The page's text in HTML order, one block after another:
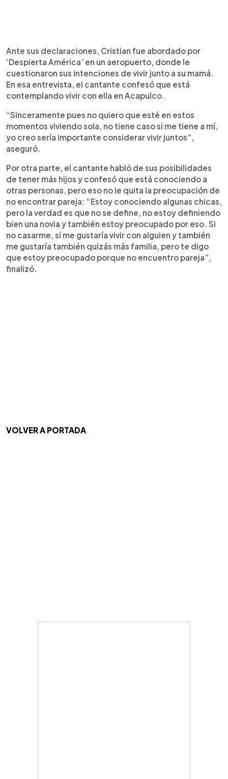
Ante sus declaraciones, Cristian fue abordado por
‘Despierta América’ en un aeropuerto, donde le
cuestionaron sus intenciones de vivir junto a su mamá.
En esa entrevista, el cantante confesó que está
contemplando vivir con ella en Acapulco.
“Sinceramente pues no quiero que esté en estos
momentos viviendo sola, no tiene caso si me tiene a mí,
yo creo sería importante considerar vivir juntos”,
aseguró.
Por otra parte, el cantante habló de sus posibilidades
de tener más hijos y confesó que está conociendo a
otras personas, pero eso no le quita la preocupación de
no encontrar pareja: “Estoy conociendo algunas chicas,
pero la verdad es que no se define, no estoy definiendo
bien una novia y también estoy preocupado por eso. Si
no casarme, sí me gustaría vivir con alguien y también
me gustaría también quizás más familia, pero te digo
que estoy preocupado porque no encuentro pareja”,
finalizó.
VOLVER A PORTADA